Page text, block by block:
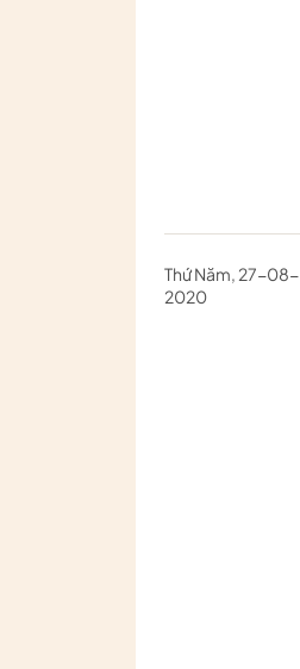
Thứ Năm, 27-08-
2020